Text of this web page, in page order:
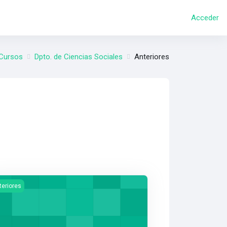
Acceder
Dpto. de Ciencias Sociales Anteriores
del curso Etica 6° - Año 2024